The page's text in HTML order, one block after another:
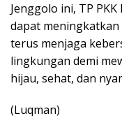
Jenggolo ini, TP
dapat
terus menjaga
lingkungan demi
hijau, sehat, dan
(Luqman)